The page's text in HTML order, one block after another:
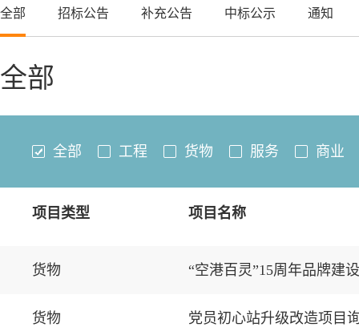
全部 招标公告 补充公告 中标公示 通知
全部
全部 工程 货物 服务 商业
项目类型 项目名称
货物 “空港百灵”15周年品牌建
货物 党员初心站升级改造项目